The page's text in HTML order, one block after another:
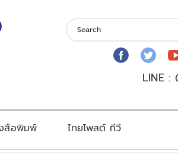
LINE :
สือพิมพ์ ไทยโพสต์ ทีวี